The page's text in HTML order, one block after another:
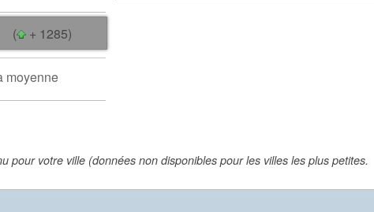
(
+ 1285)
moyenne
pour votre ville (données non disponibles pour les villes les plus petites.